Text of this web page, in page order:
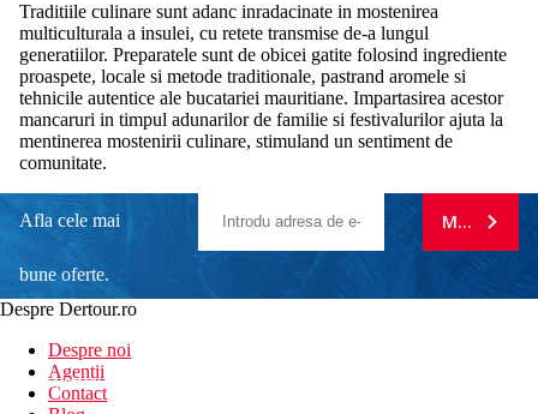
Traditiile culinare sunt adanc inradacinate in mostenirea
multiculturala a insulei, cu retete transmise de-a lungul
generatiilor. Preparatele sunt de obicei gatite folosind ingrediente
proaspete, locale si metode traditionale, pastrand aromele si
tehnicile autentice ale bucatariei mauritiane. Impartasirea acestor
mancaruri in timpul adunarilor de familie si festivalurilor ajuta la
mentinerea mostenirii culinare, stimuland un sentiment de
comunitate.
Afla cele mai
bune oferte.
newsletter!
MA
Despre Dertour.ro
Despre noi
Agentii
Contact